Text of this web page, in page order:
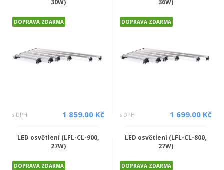
30W)
DOPRAVA ZDARMA
s DPH 1 859.00 Kč
36W)
DOPRAVA ZDARMA
s DPH 1 699.00 Kč
LED osvětlení (LFL-CL-900,
27W)
DOPRAVA ZDARMA
LED osvětlení (LFL-CL-800,
27W)
DOPRAVA ZDARMA